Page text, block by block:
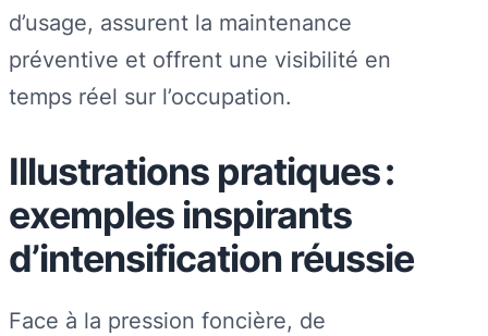
d’usage, assurent la maintenance
préventive et offrent une visibilité en
temps réel sur l’occupation.
Illustrations pratiques :
exemples inspirants
d’intensification réussie
Face à la pression foncière, de